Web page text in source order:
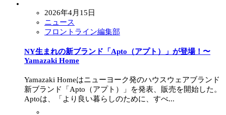
2026年4月15日
ニュース
フロントライン編集部
NY生まれの新ブランド「Apto（アプト）」が登場！〜
Yamazaki Home
Yamazaki Homeはニューヨーク発のハウスウェアブランド
新ブランド「Apto（アプト）」を発表、販売を開始した。
Aptoは、「より良い暮らしのために、すべ...